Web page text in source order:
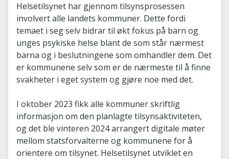
Helsetilsynet har gjennom tilsynsprosessen
involvert alle landets kommuner. Dette fordi
temaet i seg selv bidrar til økt fokus på barn og
unges psykiske helse blant de som står nærmest
barna og i beslutningene som omhandler dem. Det
er kommunene selv som er de nærmeste til å finne
svakheter i eget system og gjøre noe med det.
I oktober 2023 fikk alle kommuner skriftlig
informasjon om den planlagte tilsynsaktiviteten,
og det ble vinteren 2024 arrangert digitale møter
mellom statsforvalterne og kommunene for å
orientere om tilsynet. Helsetilsynet utviklet en